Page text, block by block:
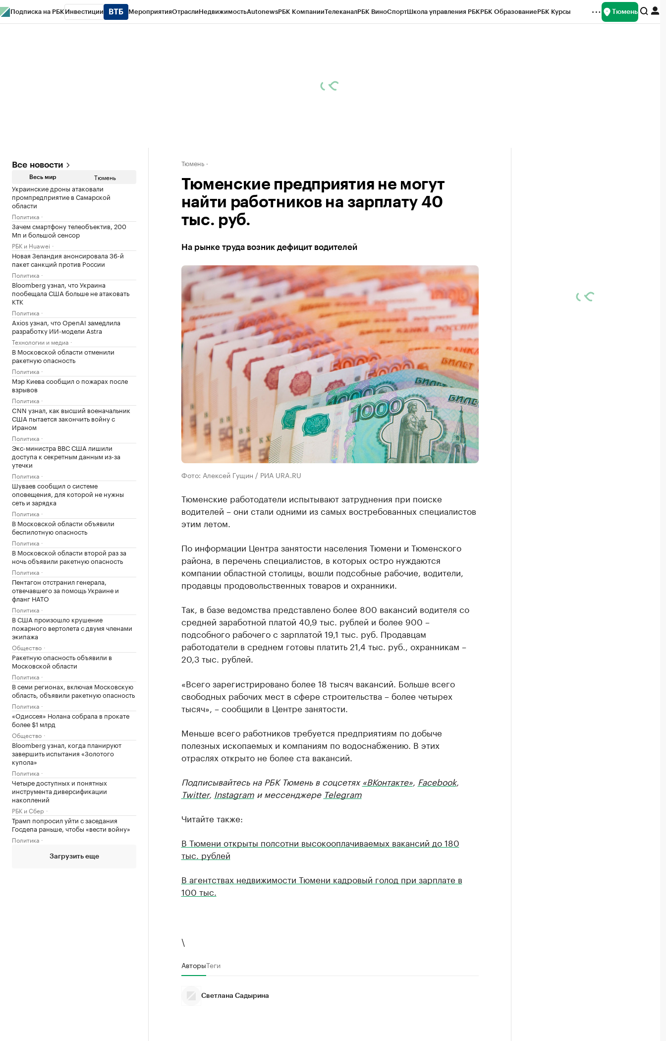
Подписка на РБК Инвестиции МероприятияОтраслиНедвижимостьAutonewsРБК КомпанииТелеканалРБК ВиноСпортШкола управления РБКРБК ОбразованиеРБК Курсы Тюмень
Все новости
Весь мир Тюмень
Украинские дроны атаковали
промпредприятие в Самарской
области
Политика
Зачем смартфону телеобъектив, 200
Мп и большой сенсор
РБК и Huawei
Новая Зеландия анонсировала 36-й
пакет санкций против России
Политика
Bloomberg узнал, что Украина
пообещала США больше не атаковать
КТК
Политика
Axios узнал, что OpenAI замедлила
разработку ИИ-модели Astra
Технологии и медиа
В Московской области отменили
ракетную опасность
Политика
Мэр Киева сообщил о пожарах после
взрывов
Политика
CNN узнал, как высший военачальник
США пытается закончить войну с
Ираном
Политика
Экс-министра ВВС США лишили
доступа к секретным данным из-за
утечки
Политика
Шуваев сообщил о системе
оповещения, для которой не нужны
сеть и зарядка
Политика
В Московской области объявили
беспилотную опасность
Политика
В Московской области второй раз за
ночь объявили ракетную опасность
Политика
Пентагон отстранил генерала,
отвечавшего за помощь Украине и
фланг НАТО
Политика
В США произошло крушение
пожарного вертолета с двумя членами
экипажа
Общество
Ракетную опасность объявили в
Московской области
Политика
В семи регионах, включая Московскую
область, объявили ракетную опасность
Политика
«Одиссея» Нолана собрала в прокате
более $1 млрд
Общество
Bloomberg узнал, когда планируют
завершить испытания «Золотого
купола»
Политика
Четыре доступных и понятных
инструмента диверсификации
накоплений
РБК и Сбер
Трамп попросил уйти с заседания
Госдепа раньше, чтобы «вести войну»
Политика
Загрузить еще
Тюмень
Тюменские предприятия не могут
найти работников на зарплату 40
тыс. руб.
На рынке труда возник дефицит водителей
Фото: Алексей Гущин / РИА URA.RU
Тюменские работодатели испытывают затруднения при поиске
водителей – они стали одними из самых востребованных специалистов
этим летом.
По информации Центра занятости населения Тюмени и Тюменского
района, в перечень специалистов, в которых остро нуждаются
компании областной столицы, вошли подсобные рабочие, водители,
продавцы продовольственных товаров и охранники.
Так, в базе ведомства представлено более 800 вакансий водителя со
средней заработной платой 40,9 тыс. рублей и более 900 –
подсобного рабочего с зарплатой 19,1 тыс. руб. Продавцам
работодатели в среднем готовы платить 21,4 тыс. руб., охранникам –
20,3 тыс. рублей.
«Всего зарегистрировано более 18 тысяч вакансий. Больше всего
свободных рабочих мест в сфере строительства – более четырех
тысяч», – сообщили в Центре занятости.
Меньше всего работников требуется предприятиям по добыче
полезных ископаемых и компаниям по водоснабжению. В этих
отраслях открыто не более ста вакансий.
Подписывайтесь на РБК Тюмень в соцсетях«ВКонтакте», Facebook,
Twitter, Instagramи мессенджере Telegram
Читайте также:
В Тюмени открыты полсотни высокооплачиваемых вакансий до 180
тыс. рублей
В агентствах недвижимости Тюмени кадровый голод при зарплате в
100 тыс.
\
АвторыТеги
Светлана Садырина